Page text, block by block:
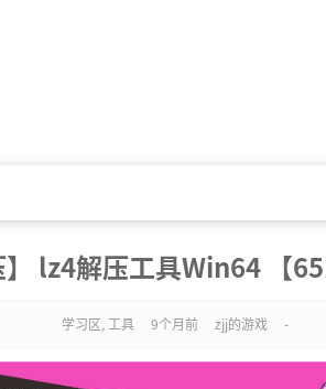
】 lz4解压工具Win64 【
学习区, 工具 9个月前 zjj的游戏 -